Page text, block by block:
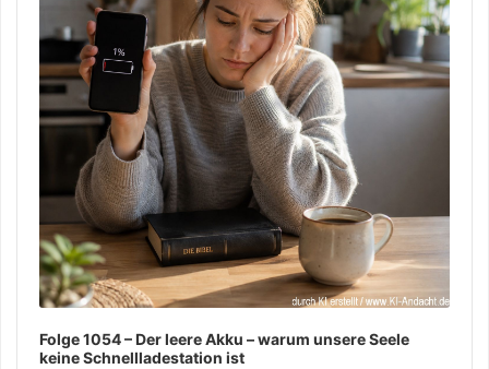
Folge 1054 – Der leere Akku – warum unsere Seele
keine Schnellladestation ist